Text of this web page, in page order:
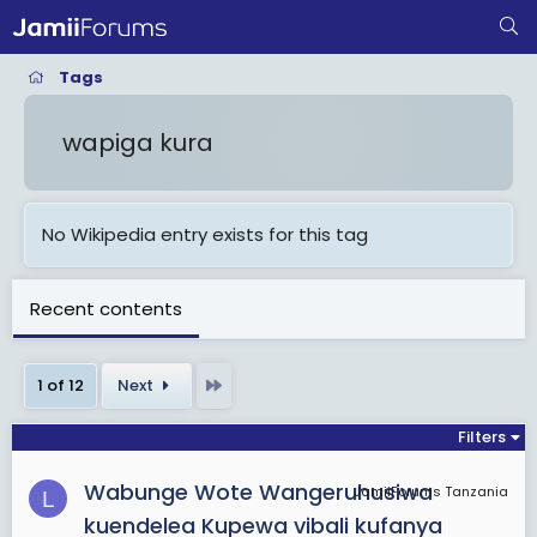
Tags
wapiga kura
No Wikipedia entry exists for this tag
Recent contents
1 of 12 Next
Filters
L JamiiForums Tanzania
Wabunge Wote Wangeruhusiwa
kuendelea Kupewa vibali kufanya